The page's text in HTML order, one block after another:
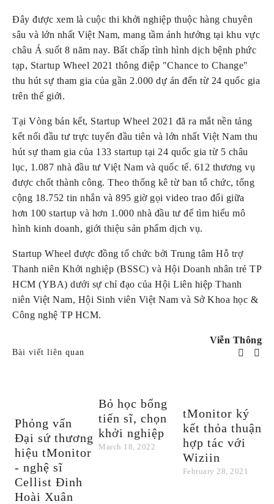
Đây được xem là cuộc thi khởi nghiệp thuộc hàng chuyên
sâu và lớn nhất Việt Nam, mang tầm ảnh hưởng tại khu vực
châu Á suốt 8 năm nay. Bất chấp tình hình dịch bệnh phức
tạp, Startup Wheel 2021 thông điệp "Chance to Change"
thu hút sự tham gia của gần 2.000 dự án đến từ 24 quốc gia
trên thế giới.
Tại Vòng bán kết, Startup Wheel 2021 đã ra mắt nền tảng
kết nối đầu tư trực tuyến đầu tiên và lớn nhất Việt Nam thu
hút sự tham gia của 133 startup tại 24 quốc gia từ 5 châu
lục, 1.087 nhà đầu tư Việt Nam và quốc tế. 612 thương vụ
được chốt thành công. Theo thống kê từ ban tổ chức, tổng
cộng 18.752 tin nhắn và 895 giờ gọi video trao đổi giữa
hơn 100 startup và hơn 1.000 nhà đầu tư để tìm hiểu mô
hình kinh doanh, giới thiệu sản phẩm dịch vụ.
Startup Wheel được đồng tổ chức bởi Trung tâm Hỗ trợ
Thanh niên Khởi nghiệp (BSSC) và Hội Doanh nhân trẻ TP
HCM (YBA) dưới sự chỉ đạo của Hội Liên hiệp Thanh
niên Việt Nam, Hội Sinh viên Việt Nam và Sở Khoa học &
Công nghệ TP HCM.
Viễn Thông
Bài viết liên quan
Phỏng vấn
Đại sứ thương
hiệu tMonitor
- nghệ sĩ
Cellist Đinh
Hoài Xuân
Bỏ học bổng
tiến sĩ, chọn
khởi nghiệp
March 18, 2022
tMonitor ký
kết thỏa thuận
hợp tác với
Wiziin
February 28, 2021